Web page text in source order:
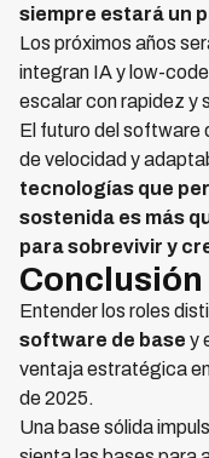
siempre estará un
Los próximos años
integran IA y low-
escalar con rapidez y
El futuro del software
de velocidad y
tecnologías que
sostenida es más
para sobrevivir y
Conclusión
Entender los roles
software de base y
ventaja estratégica
de 2025.
Una base sólida